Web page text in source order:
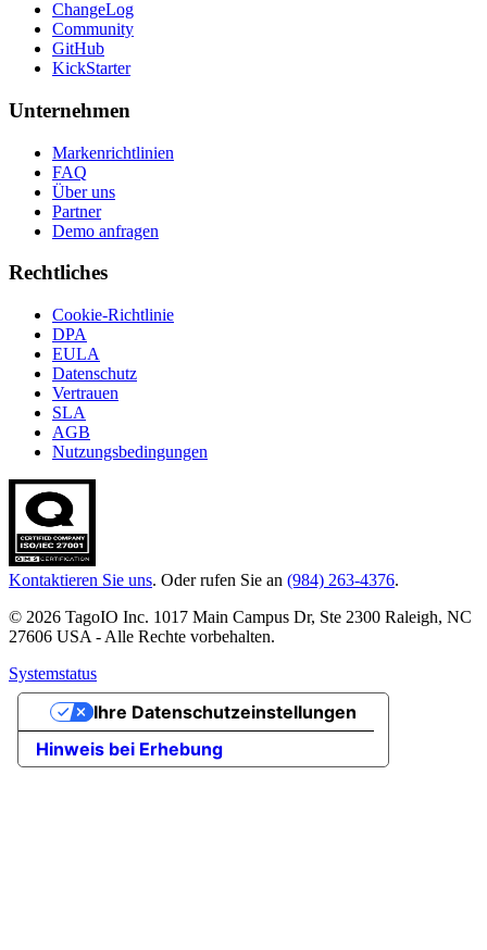
ChangeLog
Community
GitHub
KickStarter
Unternehmen
Markenrichtlinien
FAQ
Über uns
Partner
Demo anfragen
Rechtliches
Cookie-Richtlinie
DPA
EULA
Datenschutz
Vertrauen
SLA
AGB
Nutzungsbedingungen
Kontaktieren Sie uns. Oder rufen Sie an (984) 263-4376.
© 2026 TagoIO Inc. 1017 Main Campus Dr, Ste 2300 Raleigh, NC
27606 USA - Alle Rechte vorbehalten.
Systemstatus
Hinweis bei Erhebung
Ihre Datenschutzeinstellungen